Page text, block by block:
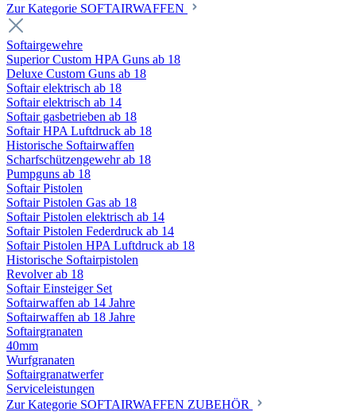
Zur Kategorie SOFTAIRWAFFEN
Softairgewehre
Superior Custom HPA Guns ab 18
Deluxe Custom Guns ab 18
Softair elektrisch ab 18
Softair elektrisch ab 14
Softair gasbetrieben ab 18
Softair HPA Luftdruck ab 18
Historische Softairwaffen
Scharfschützengewehr ab 18
Pumpguns ab 18
Softair Pistolen
Softair Pistolen Gas ab 18
Softair Pistolen elektrisch ab 14
Softair Pistolen Federdruck ab 14
Softair Pistolen HPA Luftdruck ab 18
Historische Softairpistolen
Revolver ab 18
Softair Einsteiger Set
Softairwaffen ab 14 Jahre
Softairwaffen ab 18 Jahre
Softairgranaten
40mm
Wurfgranaten
Softairgranatwerfer
Serviceleistungen
Zur Kategorie SOFTAIRWAFFEN ZUBEHÖR